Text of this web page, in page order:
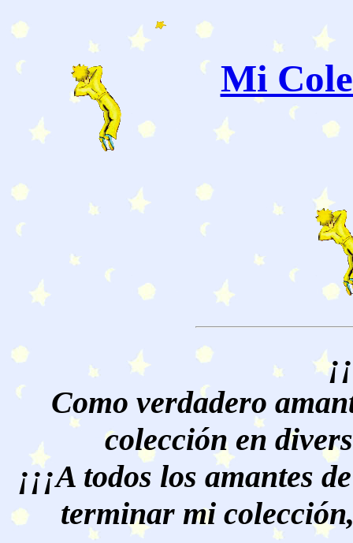
Mi
Como verdadero
colección en
¡¡¡A todos los amantes
terminar mi